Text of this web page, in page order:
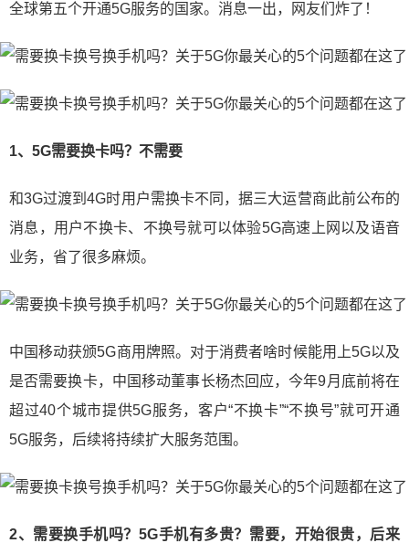
全球第五个开通5G服务的国家。消息一出，网友们炸了！
1、5G需要换卡吗？不需要
和3G过渡到4G时用户需换卡不同，据三大运营商此前公布的
消息，用户不换卡、不换号就可以体验5G高速上网以及语音
业务，省了很多麻烦。
中国移动获颁5G商用牌照。对于消费者啥时候能用上5G以及
是否需要换卡，中国移动董事长杨杰回应，今年9月底前将在
超过40个城市提供5G服务，客户“不换卡”“不换号”就可开通
5G服务，后续将持续扩大服务范围。
2、需要换手机吗？5G手机有多贵？需要，开始很贵，后来